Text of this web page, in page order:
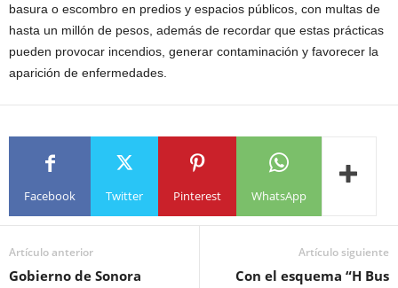
basura o escombro en predios y espacios públicos, con multas de
hasta un millón de pesos, además de recordar que estas prácticas
pueden provocar incendios, generar contaminación y favorecer la
aparición de enfermedades.
Facebook Twitter Pinterest WhatsApp
Artículo anterior
Gobierno de Sonora
Artículo siguiente
Con el esquema “H Bus